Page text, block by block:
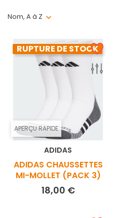
Nom, A à Z
APERÇU RAPIDE
RUPTURE DE STOCK
ADIDAS
ADIDAS CHAUSSETTES
MI-MOLLET (PACK 3)
18,00 €Prix